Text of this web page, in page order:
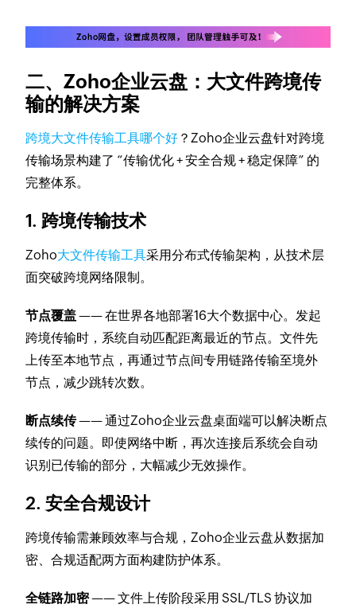
二、Zoho企业云盘：大文件跨境传
输的解决方案
跨境大文件传输工具哪个好 ？Zoho企业云盘针对跨境
传输场景构建了 “传输优化 + 安全合规 + 稳定保障” 的
完整体系。
1. 跨境传输技术
Zoho大文件传输工具采用分布式传输架构，从技术层
面突破跨境网络限制。
节点覆盖—— 在世界各地部署16大个数据中心。发起
跨境传输时，系统自动匹配距离最近的节点。文件先
上传至本地节点，再通过节点间专用链路传输至境外
节点，减少跳转次数。
断点续传—— 通过Zoho企业云盘桌面端可以解决断点
续传的问题。即使网络中断，再次连接后系统会自动
识别已传输的部分，大幅减少无效操作。
2. 安全合规设计
跨境传输需兼顾效率与合规，Zoho企业云盘从数据加
密、合规适配两方面构建防护体系。
全链路加密—— 文件上传阶段采用 SSL/TLS 协议加